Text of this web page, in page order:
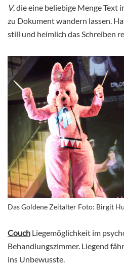
V, die eine beliebige Menge Text
zu Dokument wandern lassen.
still und heimlich das Schreiben
Das Goldene Zeitalter Foto: Birgit
Couch Liegemöglichkeit im
Behandlungszimmer. Liegend
ins Unbewusste.